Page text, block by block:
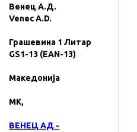
Венец А.Д.
Venec A.D.
Грашевина 1 Литар
GS1-13 (EAN-13)
Македонија
MK,
ВЕНЕЦ АД -